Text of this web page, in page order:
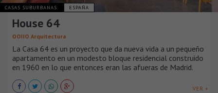
CASAS SUBURBANAS ESPAÑA
House 64
OOIIO Arquitectura
La Casa 64 es un proyecto que da nueva vida a un pequeño
apartamento en un modesto bloque residencial construido
en 1960 en lo que entonces eran las afueras de Madrid.
VER +